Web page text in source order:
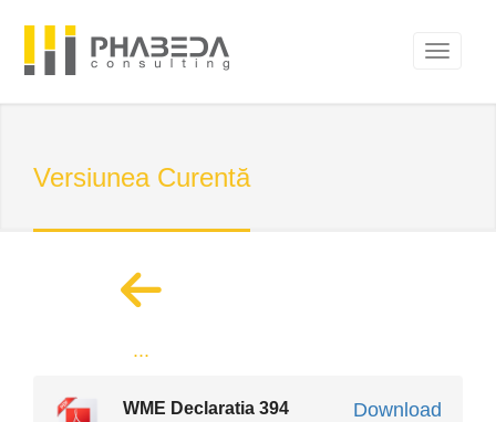
Versiunea Curentă
...
Download
WME Declaratia 394